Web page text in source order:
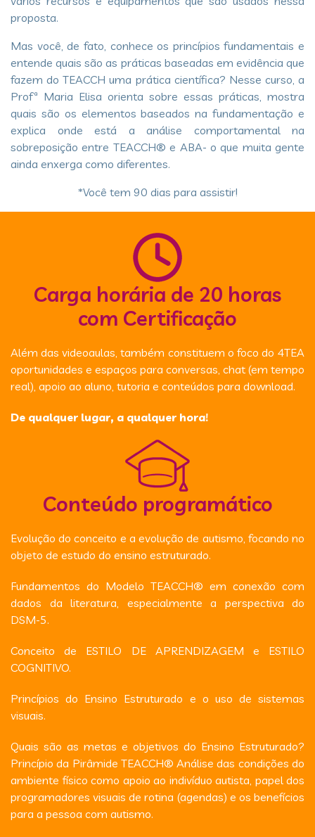
proposta.
Mas você, de fato, conhece os princípios fundamentais e
entende quais são as práticas baseadas em evidência que
fazem do TEACCH uma prática científica? Nesse curso, a
Profª Maria Elisa orienta sobre essas práticas, mostra
quais são os elementos baseados na fundamentação e
explica onde está a análise comportamental na
sobreposição entre TEACCH® e ABA- o que muita gente
ainda enxerga como diferentes.
​ *Você tem 90 dias para assistir!
Carga horária de 20 horas
com Certificação
Além das videoaulas, também constituem o foco do 4TEA
oportunidades e espaços para conversas, chat (em tempo
real), apoio ao aluno, tutoria e conteúdos para download.
De qualquer lugar, a qualquer hora!
Conteúdo programático
Evolução do conceito e a evolução de autismo, focando no
objeto de estudo do ensino estruturado.
Fundamentos do Modelo TEACCH® em conexão com
dados da literatura, especialmente a perspectiva do
DSM-5.
Conceito de ESTILO DE APRENDIZAGEM e ESTILO
COGNITIVO.
Princípios do Ensino Estruturado e o uso de sistemas
visuais.
Quais são as metas e objetivos do Ensino Estruturado?
Princípio da Pirâmide TEACCH® Análise das condições do
ambiente físico como apoio ao indivíduo autista, papel dos
programadores visuais de rotina (agendas) e os benefícios
para a pessoa com autismo.